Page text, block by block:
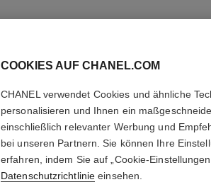
COOKIES AUF CHANEL.COM
CHANEL verwendet Cookies und ähnliche
personalisieren und Ihnen ein
einschließlich relevanter Werbung und
bei unseren Partnern. Sie können Ihre
erfahren, indem Sie auf „Cookie-
Datenschutzrichtlinie einsehen.